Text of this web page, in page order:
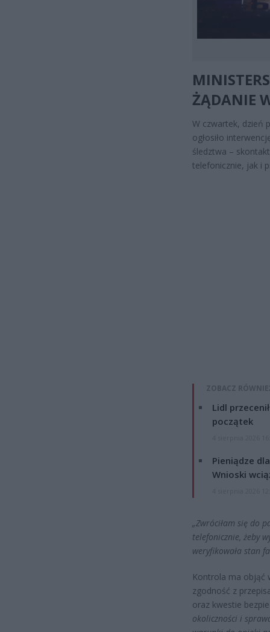
ŻĄDANIE
W czwartek, dzień
ogłosiło
śledztwa –
telefonicznie, jak i
ZOBACZ
Lidl
początek
Pieniądze
Wnioski
„Zwróciłam się do
telefonicznie, żeby
weryfikowała stan
Kontrola ma objąć
zgodność z
oraz kwestie
okoliczności i